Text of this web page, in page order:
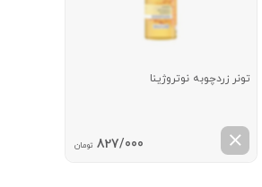
تونر زردچوبه نوتروژینا
827/000 تومان